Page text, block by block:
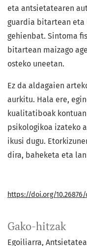
Gako-hitzak
Egoiliarra Antsietatea
eta antsietatearen
guardia bitartean
gehienbat. Sintoma
bitartean maizago
osteko uneetan.
Ez da aldagaien
aurkitu. Hala ere,
kualitatiboak
psikologikoa izateko
ikusi dugu.
dira, baheketa eta
https://doi.org/10.26876/